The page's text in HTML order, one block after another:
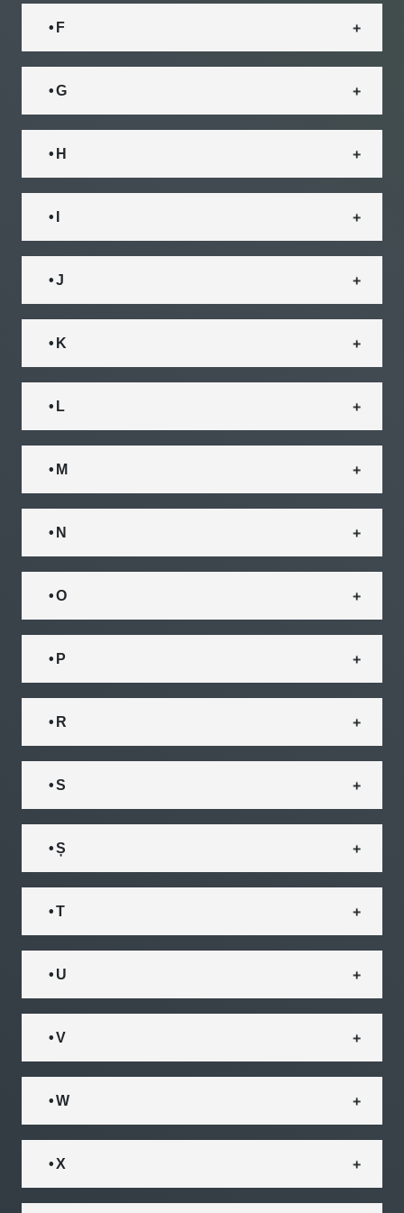
• F
• G
• H
• I
• J
• K
• L
• M
• N
• O
• P
• R
• S
• Ș
• T
• U
• V
• W
• X